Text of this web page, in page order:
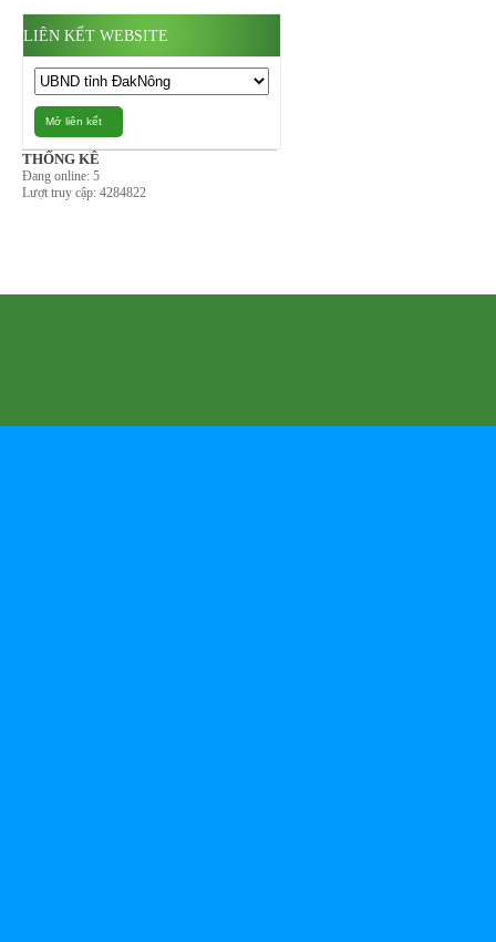
LIÊN KẾT WEBSITE
Mở liên kết
THỐNG KÊ
Đang online: 5
Lượt truy cập: 4284822